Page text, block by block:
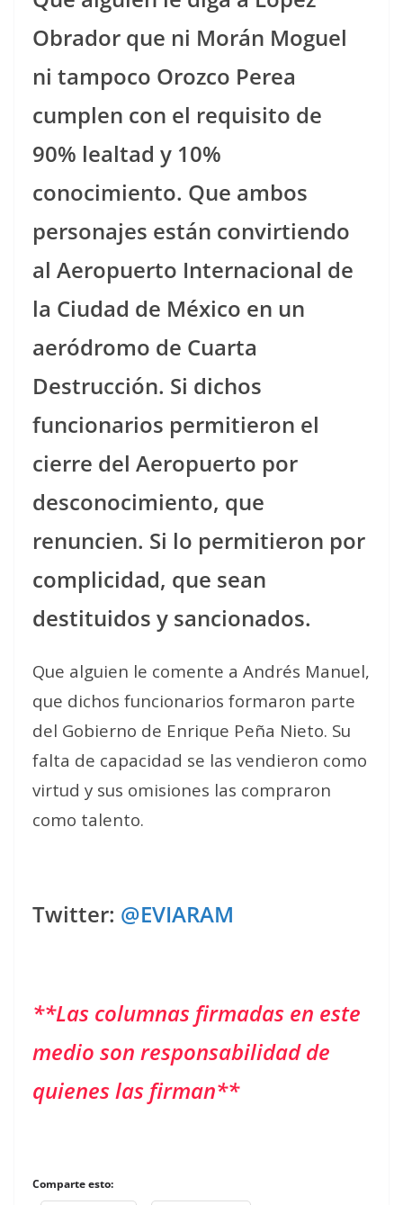
Obrador que ni Morán Moguel
ni tampoco Orozco Perea
cumplen con el requisito de
90% lealtad y 10%
conocimiento. Que ambos
personajes están convirtiendo
al Aeropuerto Internacional de
la Ciudad de México en un
aeródromo de Cuarta
Destrucción. Si dichos
funcionarios permitieron el
cierre del Aeropuerto por
desconocimiento, que
renuncien. Si lo permitieron por
complicidad, que sean
destituidos y sancionados.
Que alguien le comente a Andrés Manuel,
que dichos funcionarios formaron parte
del Gobierno de Enrique Peña Nieto. Su
falta de capacidad se las vendieron como
virtud y sus omisiones las compraron
como talento.
Twitter: @EVIARAM
**Las columnas firmadas en este
medio son responsabilidad de
quienes las firman**
Comparte esto: